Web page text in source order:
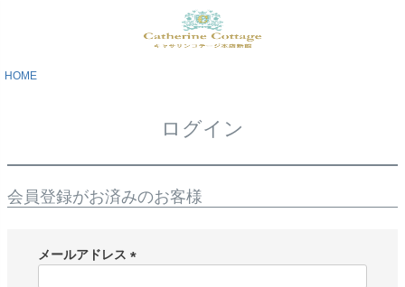
HOME
ログイン
会員登録がお済みのお客様
メールアドレス